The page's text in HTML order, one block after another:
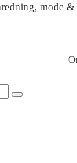
mode